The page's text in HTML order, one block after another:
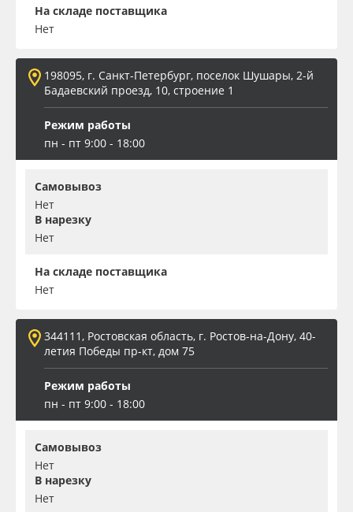
На складе поставщика
Нет
198095, г. Санкт-Петербург, поселок Шушары, 2-й
Бадаевский проезд, 10, строение 1
Режим работы
пн - пт 9:00 - 18:00
Самовывоз
Нет
В нарезку
Нет
На складе поставщика
Нет
344111, Ростовская область, г. Ростов-на-Дону, 40-
летия Победы пр-кт, дом 75
Режим работы
пн - пт 9:00 - 18:00
Самовывоз
Нет
В нарезку
Нет